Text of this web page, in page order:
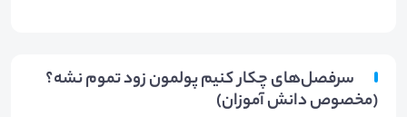
سرفصل‌های چکار کنیم پولمون زود تموم نشه؟
(مخصوص دانش آموزان)